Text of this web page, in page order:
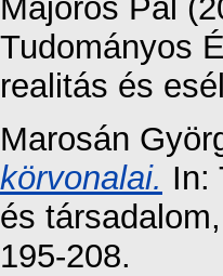
Majoros Pál
Tudományos
realitás és
Marosán
körvonalai. In:
és
195-208.